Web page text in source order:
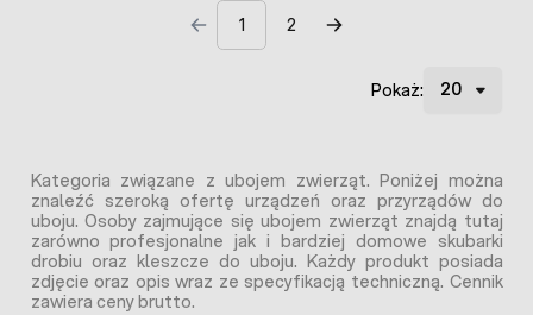
1 2
Pokaż:
Kategoria związane z ubojem zwierząt. Poniżej można
znaleźć szeroką ofertę urządzeń oraz przyrządów do
uboju. Osoby zajmujące się ubojem zwierząt znajdą tutaj
zarówno profesjonalne jak i bardziej domowe skubarki
drobiu oraz kleszcze do uboju. Każdy produkt posiada
zdjęcie oraz opis wraz ze specyfikacją techniczną. Cennik
zawiera ceny brutto.